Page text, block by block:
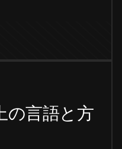
の言語と方